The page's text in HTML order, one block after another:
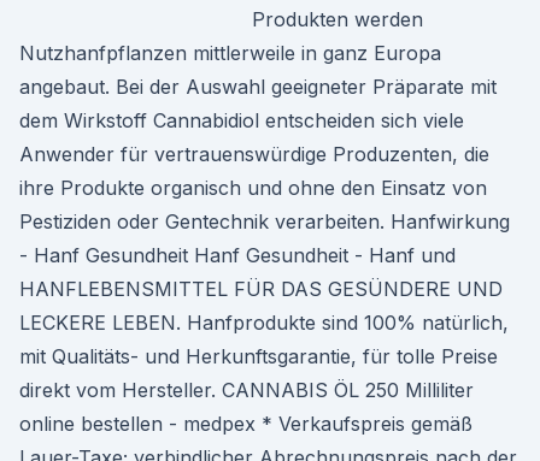
Produkten werden
Nutzhanfpflanzen mittlerweile in ganz Europa
angebaut. Bei der Auswahl geeigneter Präparate mit
dem Wirkstoff Cannabidiol entscheiden sich viele
Anwender für vertrauenswürdige Produzenten, die
ihre Produkte organisch und ohne den Einsatz von
Pestiziden oder Gentechnik verarbeiten. Hanfwirkung
- Hanf Gesundheit Hanf Gesundheit - Hanf und
HANFLEBENSMITTEL FÜR DAS GESÜNDERE UND
LECKERE LEBEN. Hanfprodukte sind 100% natürlich,
mit Qualitäts- und Herkunftsgarantie, für tolle Preise
direkt vom Hersteller. CANNABIS ÖL 250 Milliliter
online bestellen - medpex * Verkaufspreis gemäß